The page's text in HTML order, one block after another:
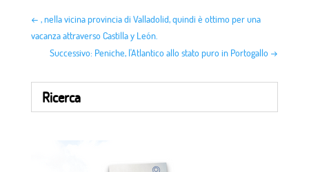
← , nella vicina provincia di Valladolid, quindi è ottimo per una
vacanza attraverso Castilla y León.
Successivo: Peniche, l'Atlantico allo stato puro in Portogallo →